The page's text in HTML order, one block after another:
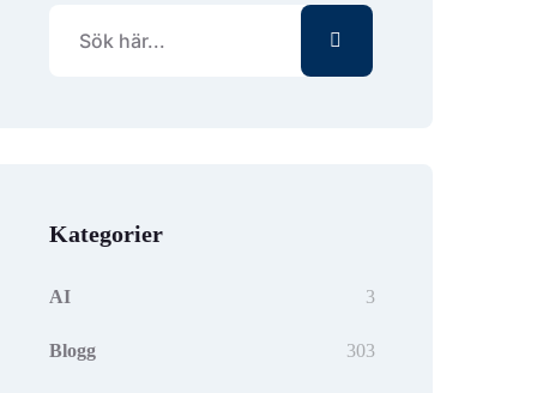
Kategorier
AI 3
Blogg 303